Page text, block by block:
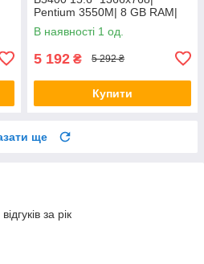
Pentium 3550M| 8 GB RAM|
128 GB SSD| HD
В наявності 1 од.
5 192 ₴ 5 292 ₴
Купити
ще
за рік